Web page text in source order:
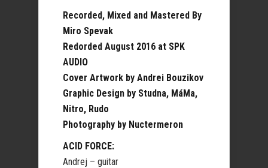
Recorded, Mixed and Mastered By
Miro Spevak
Redorded August 2016 at SPK
AUDIO
Cover Artwork by Andrei Bouzikov
Graphic Design by Studna, MáMa,
Nitro, Rudo
Photography by Nuctermeron
ACID FORCE:
Andrej – guitar